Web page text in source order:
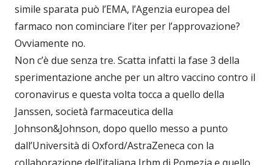
simile sparata può l’EMA, l’Agenzia europea del
farmaco non cominciare l’iter per l’approvazione?
Ovviamente no.
Non c’è due senza tre. Scatta infatti la fase 3 della
sperimentazione anche per un altro vaccino contro il
coronavirus e questa volta tocca a quello della
Janssen, società farmaceutica della
Johnson&Johnson, dopo quello messo a punto
dall’Università di Oxford/AstraZeneca con la